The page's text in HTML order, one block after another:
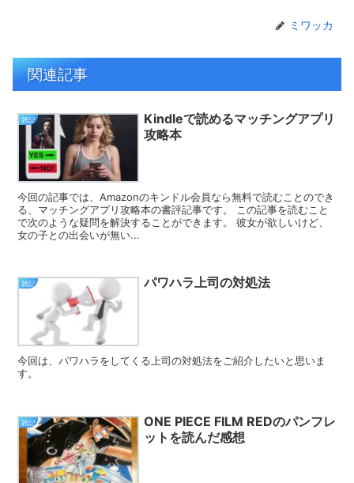
ミワッカ
関連記事
雑記
Kindleで読めるマッチングアプリ
攻略本
今回の記事では、Amazonのキンドル会員なら無料で読むことのでき
る、マッチングアプリ攻略本の書評記事です。 この記事を読むこと
で次のような疑問を解決することができます。 彼女が欲しいけど、
女の子との出会いが無い...
雑記 パワハラ上司の対処法
今回は、パワハラをしてくる上司の対処法をご紹介したいと思いま
す。
雑記
ONE PIECE FILM REDのパンフレ
ットを読んだ感想